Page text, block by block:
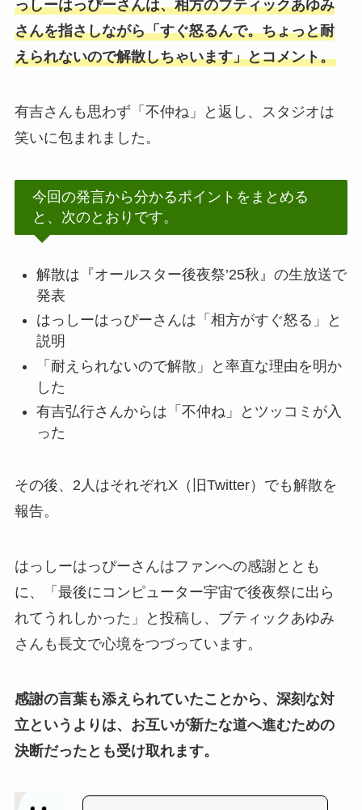
っしーはっぴーさんは、相方のブティックあゆみ
さんを指さしながら「すぐ怒るんで。ちょっと耐
えられないので解散しちゃいます」とコメント。
有吉さんも思わず「不仲ね」と返し、スタジオは
笑いに包まれました。
今回の発言から分かるポイントをまとめる
と、次のとおりです。
解散は『オールスター後夜祭’25秋』の生放送で
発表
はっしーはっぴーさんは「相方がすぐ怒る」と
説明
「耐えられないので解散」と率直な理由を明か
した
有吉弘行さんからは「不仲ね」とツッコミが入
った
その後、2人はそれぞれX（旧Twitter）でも解散を
報告。
はっしーはっぴーさんはファンへの感謝ととも
に、「最後にコンピューター宇宙で後夜祭に出ら
れてうれしかった」と投稿し、ブティックあゆみ
さんも長文で心境をつづっています。
感謝の言葉も添えられていたことから、深刻な対
立というよりは、お互いが新たな道へ進むための
決断だったとも受け取れます。